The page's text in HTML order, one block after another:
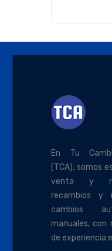
En Tu
(TCA), somos
venta y
recambios y
cambios
manuales, con
de experiencia